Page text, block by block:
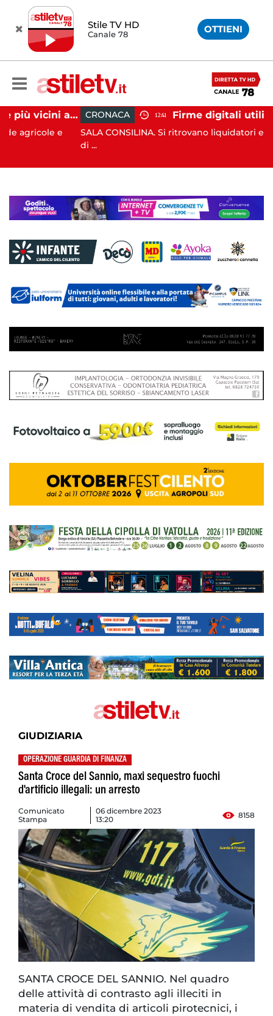
Stile TV HD
Canale 78 OTTIENI
Cinghiali sempre più vicini all'uomo: nel Cilento una famigliola arriva fino alla spiaggia
e
CRONACA 12:41
SALA CONSILINA. Si ritrovano liquidatori e
GIUDIZIARIA
OPERAZIONE GUARDIA DI FINANZA
Santa Croce del Sannio, maxi sequestro fuochi
d'artificio illegali: un arresto
Comunicato
Stampa
06 dicembre 2023
13:20
8158
SANTA CROCE DEL SANNIO. Nel quadro
delle attività di contrasto agli illeciti in
materia di vendita di articoli pirotecnici, i